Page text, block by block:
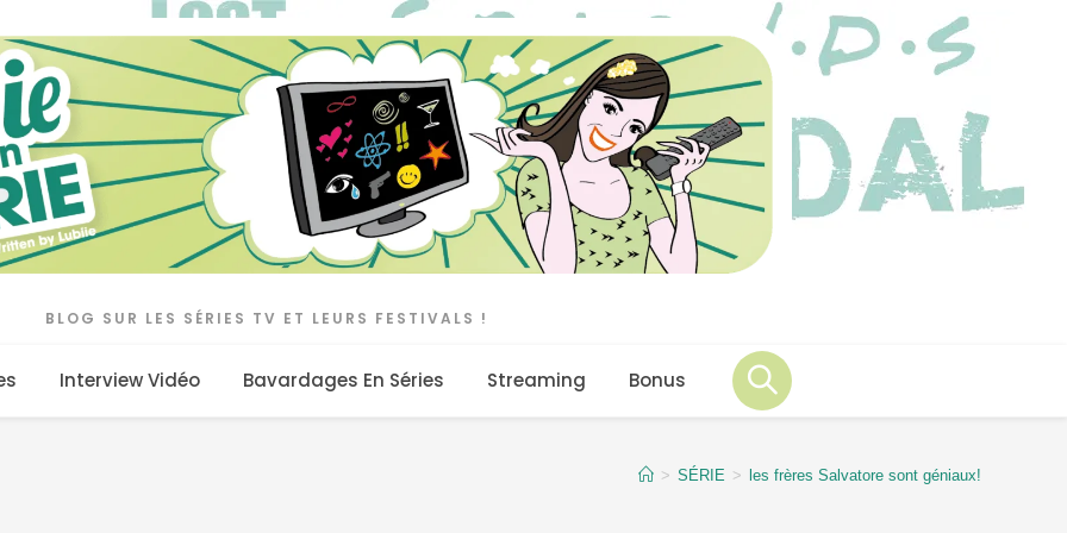
BLOG SUR LES SÉRIES TV ET LEURS FESTIVALS !
Interview Vidéo Bavardages En Séries Streaming Bonus
> SÉRIE > les frères Salvatore sont géniaux!